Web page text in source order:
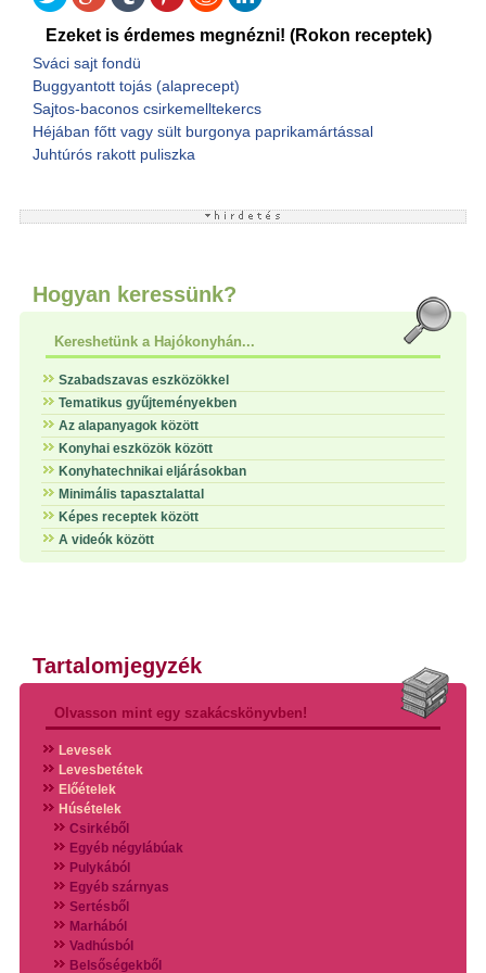
Ezeket is érdemes megnézni! (Rokon receptek)
Sváci sajt fondü
Buggyantott tojás (alaprecept)
Sajtos-baconos csirkemelltekercs
Héjában főtt vagy sült burgonya paprikamártással
Juhtúrós rakott puliszka
Hogyan keressünk?
Kereshetünk a Hajókonyhán...
Szabadszavas eszközökkel
Tematikus gyűjteményekben
Az alapanyagok között
Konyhai eszközök között
Konyhatechnikai eljárásokban
Minimális tapasztalattal
Képes receptek között
A videók között
Tartalomjegyzék
Olvasson mint egy szakácskönyvben!
Levesek
Levesbetétek
Előételek
Húsételek
Csirkéből
Egyéb négylábúak
Pulykából
Egyéb szárnyas
Sertésből
Marhából
Vadhúsból
Belsőségekből